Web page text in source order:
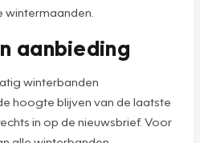
wintermaanden.
aanbieding
winterbanden
hoogte blijven van de laatste
in op de nieuwsbrief. Voor